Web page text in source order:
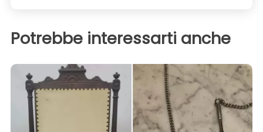
Potrebbe interessarti anche